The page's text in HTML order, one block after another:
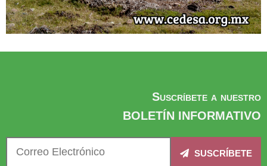
Suscríbete a nuestro
BOLETÍN INFORMATIVO
SUSCRÍBETE